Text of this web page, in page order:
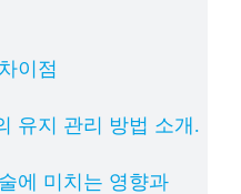
약
이점
유지 관리 방법 소개.
에 미치는 영향과